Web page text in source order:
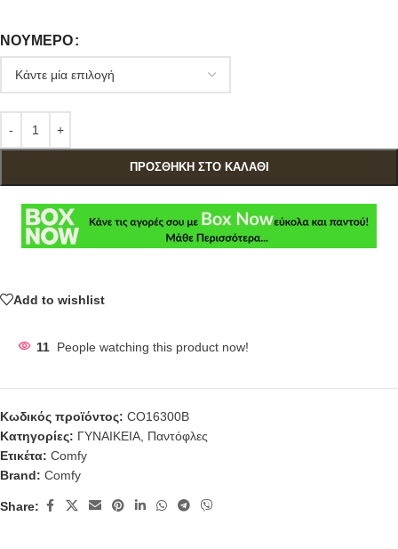
ΝΟΎΜΕΡΟ
ΠΡΟΣΘΉΚΗ ΣΤΟ ΚΑΛΆΘΙ
Add to wishlist
11 People watching this product now!
Κωδικός προϊόντος: CO16300Β
Κατηγορίες: ΓΥΝΑΙΚΕΙΑ Παντόφλες
Ετικέτα: Comfy
Brand: Comfy
Share: